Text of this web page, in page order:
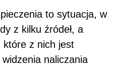
to sytuacja, w
z kilku źródeł, a
które z nich jest
naliczania